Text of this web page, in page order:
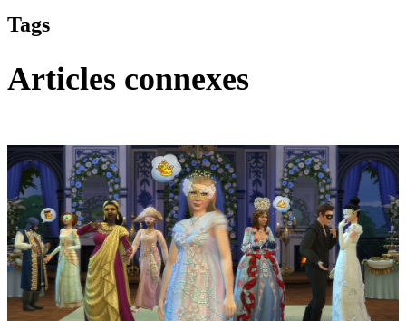
Tags
Articles connexes